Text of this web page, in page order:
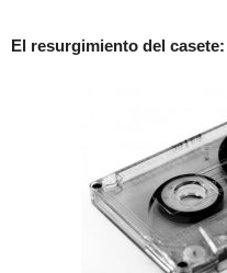
El resurgimiento del